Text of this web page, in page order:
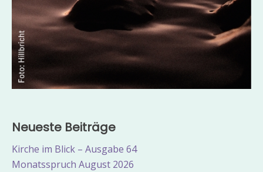
Neueste Beiträge
Kirche im Blick – Ausgabe 64
Monatsspruch August 2026